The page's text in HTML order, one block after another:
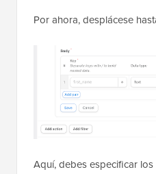
Por ahora, desplácese
Aquí, debes especificar